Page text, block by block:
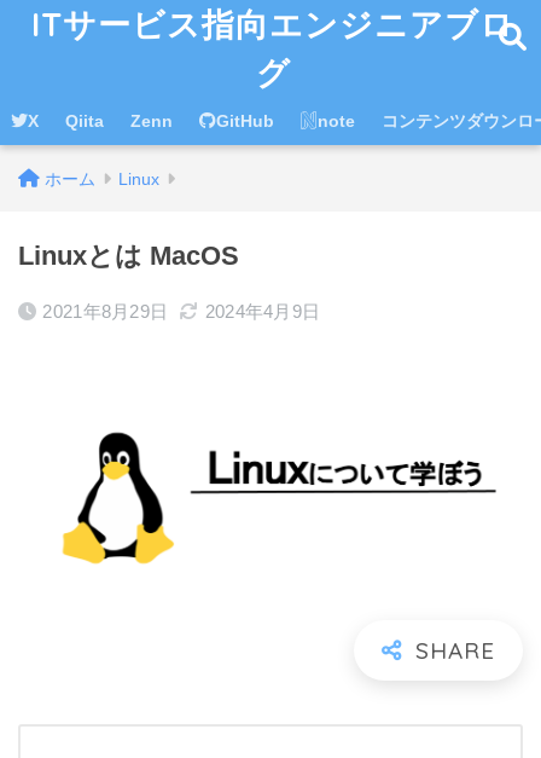
ITサービス指向エンジニアブロ
グ
X Qiita Zenn GitHub note コンテンツダウンロ
ホーム Linux
Linuxとは MacOS
2021年8月29日 2024年4月9日